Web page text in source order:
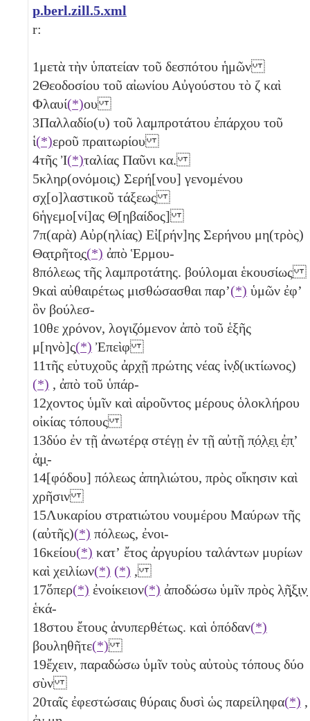
p.berl.zill.5.xml
r:
1μετὰ τὴν ὑπατείαν τοῦ δεσπότου ἡμῶν
2Θεοδοσίου τοῦ αἰωνίου Αὐγούστου τὸ ζ καὶ
Φλαυί(*)ου
3Παλλαδίο(υ) τοῦ λαμπροτάτου ἐπάρχου τοῦ
ἱ(*)εροῦ πραιτωρίου
4τῆς Ἰ(*)ταλίας Παῦνι κα.
5κληρ(ονόμοις) Σερή[νου] γενομένου
σχ[ο]λαστικοῦ τάξεως
6ἡγεμο[νί]ας Θ[ηβαίδος]
7π(αρὰ) Αὐρ(ηλίας) Εἰ[ρήν]ης Σερήνου μη(τρὸς)
Θα̣τ̣ρῆτο̣ς̣(*) ἀπὸ Ἑρμου-
8πόλεως τῆς λαμπροτάτης. βούλομαι ἑκουσίως
9καὶ αὐθαιρέτως μισθώσασθαι παρ’(*) ὑμῶν ἐφʼ
ὃν βούλεσ-
10θε χρόνον, λογιζόμενον ἀπὸ τοῦ ἑξῆς
μ[ηνὸ]ς̣(*) Ἐπεὶφ
11τῆς εὐτυχοῦς ἀρχῇ πρώτης νέας ἰν̣δ(ικτίωνος)
(*) , ἀπὸ τοῦ ὑπάρ-
12χοντος ὑμῖν καὶ αἱροῦντος μέρους ὁλοκλήρου
οἰκίας τόπους
13δύο ἐν τῇ ἀνωτέρᾳ στέγῃ ἐν τῇ αὐτῇ π̣ό̣λ̣ε̣ι̣ ἐ̣π̣ʼ
ἀ̣μ̣-
14[φόδου] πόλεως ἀπηλιώτου, πρὸς οἴκησιν καὶ
χρῆσιν
15Λυκαρίου στρατιώτου νουμέρου Μαύρων τῆς
(αὐτῆς)(*) πόλεως, ἐνοι-
16κείου(*) κατʼ ἔτος ἀργυρίου ταλάντων μυρίων
καὶ χειλίων(*) (*) ,
17ὅπερ(*) ἐνοίκειον(*) ἀποδώσω ὑμῖν πρὸς λ̣ῆ̣ξ̣ι̣ν̣
ἑκά-
18στου ἔτους ἀνυπερθέτως. καὶ ὁπόδαν(*)
βουληθῆτε(*)
19ἔχειν, παραδώσω ὑμῖν τοὺς αὐτοὺς τόπους δύο
σὺν
20ταῖς ἐφεστώσαις θύραις δυσὶ ὡς παρείληφα(*) ,